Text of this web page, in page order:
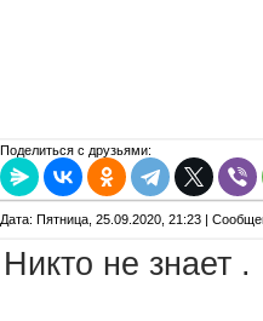
Поделиться с друзьями:
Дата: Пятница, 25.09.2020, 21:23 |
Никто не знает .